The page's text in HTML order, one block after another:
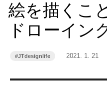
絵を描くこ
ドローイン
카
리
#JTdesignlife
작
2021. 1. 21